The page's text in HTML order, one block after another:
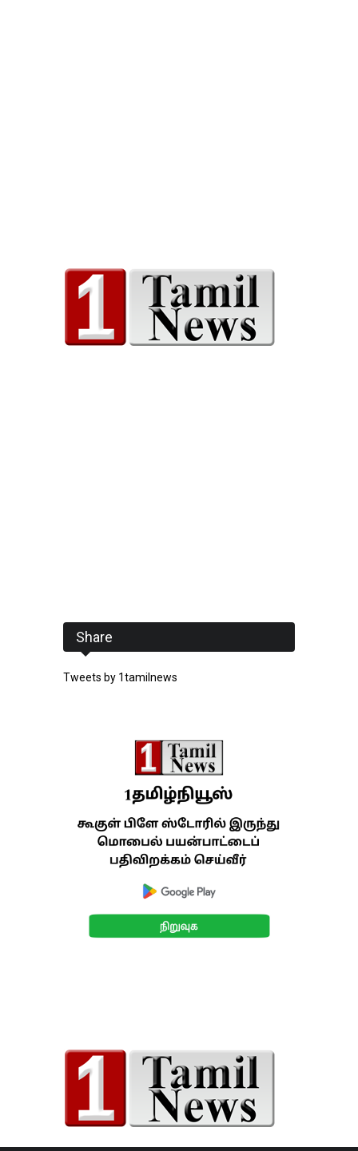
Share
Tweets by 1tamilnews